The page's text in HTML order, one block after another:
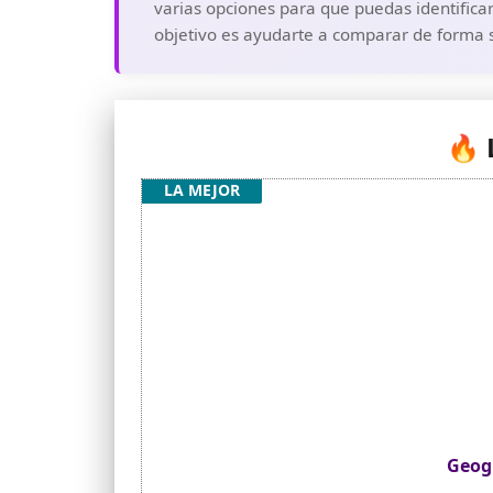
varias opciones para que puedas
objetivo es ayudarte a comparar de forma
🔥
LA MEJOR